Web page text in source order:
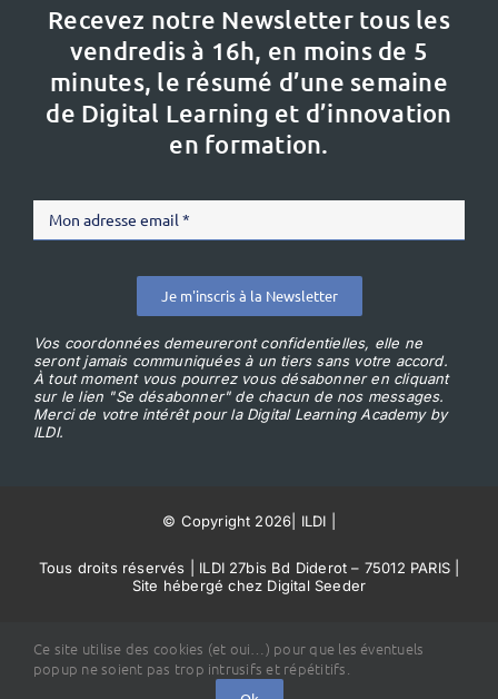
Recevez notre Newsletter tous les
vendredis à 16h, en moins de 5
minutes, le résumé d’une semaine
de Digital Learning et d’innovation
en formation.
Je m'inscris à la Newsletter
Vos coordonnées demeureront confidentielles, elle ne
seront jamais communiquées à un tiers sans votre accord.
À tout moment vous pourrez vous désabonner en cliquant
sur le lien "Se désabonner" de chacun de nos messages.
Merci de votre intérêt pour la Digital Learning Academy by
ILDI.
© Copyright 2026 ILDI
Tous droits réservés | ILDI 27bis Bd Diderot – 75012 PARIS |
Site hébergé chez Digital Seeder
Ce site utilise des cookies (et oui…) pour que les éventuels
popup ne soient pas trop intrusifs et répétitifs.